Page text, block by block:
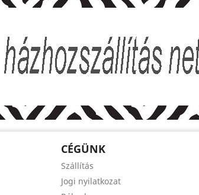
CÉGÜNK
Szállítás
Jogi nyilatkozat